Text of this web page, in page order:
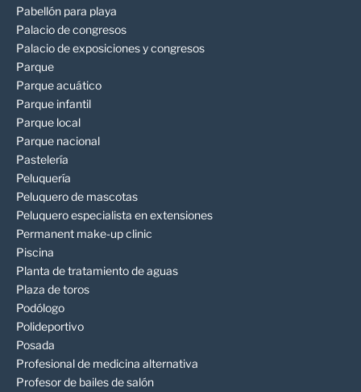
Pabellón para playa
Palacio de congresos
Palacio de exposiciones y congresos
Parque
Parque acuático
Parque infantil
Parque local
Parque nacional
Pastelería
Peluquería
Peluquero de mascotas
Peluquero especialista en extensiones
Permanent make-up clinic
Piscina
Planta de tratamiento de aguas
Plaza de toros
Podólogo
Polideportivo
Posada
Profesional de medicina alternativa
Profesor de bailes de salón